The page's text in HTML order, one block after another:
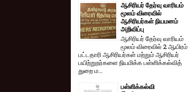
ஆசிரியர் தேர்வு வாரியம்
மூலம் விரைவில்
ஆசிரியர்கள் நியமனம்
அறிவிப்பு
ஆசிரியர் தேர்வு வாரி​யம்
மூலம் விரை​வில் 2 ஆயிரம்
பட்​ட​தாரி ஆசிரியர்​கள் மற்​றும் ஆசிரியர்
பயிற்றுநர்​களை நியமிக்க பள்​ளிக்​கல்​வித்​
துறை ம...
பள்ளிக்கல்வி